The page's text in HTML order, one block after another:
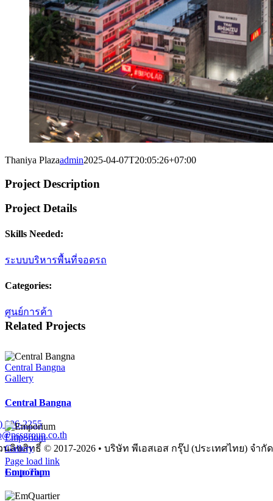
Thaniya Plazaadmin2025-04-07T20:05:26+07:00
Project Description
Project Details
Skills Needed:
ระบบบริหารพื้นที่จอดรถ
Categories:
ศูนย์การค้า
Related Projects
Central Bangna
Gallery
Central Bangna
Emporium
Gallery
Emporium
096-2255
PSS Group (Thailand) Company Limited
นลิขสิทธิ์ © 2017-2026 • บริษัท พีเอสเอส กรุ๊ป (ประเทศไทย) จำกัด
Page load link
Go to Top